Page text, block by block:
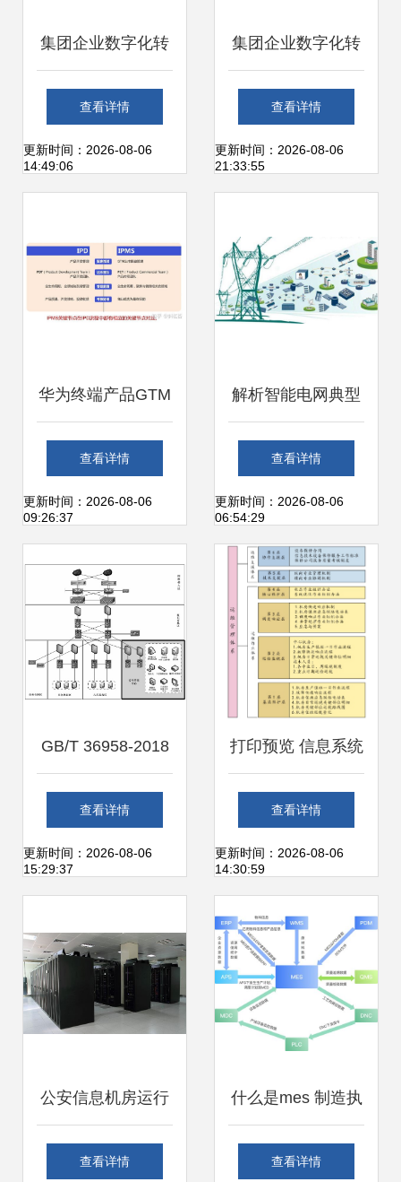
集团企业数字化转
型蓝图规划及顶层
设计建设实施方案
实施的全方位路径
图与信息系统运行
查看详情
更新时间：2026-08-06
14:49:06
集团企业数字化转
型蓝图规划及顶层
设计建设实施方案
实施的全方位路径
图与信息系统运行
查看详情
更新时间：2026-08-06
21:33:55
华为终端产品GTM
与IPMS流程体系
核心理念与系统运
查看详情
更新时间：2026-08-06
09:26:37
解析智能电网典型
应用与信息系统运
行维护服务
查看详情
更新时间：2026-08-06
06:54:29
GB/T 36958-2018
信息安全技术 网络
安全等级保护安全
信息系统运行维护
服务
查看详情
更新时间：2026-08-06
15:29:37
打印预览 信息系统
运行维护服务的关
键环节与优化策略
查看详情
更新时间：2026-08-06
14:30:59
公安信息机房运行
维护系统解决方案
查看详情
什么是mes 制造执
行系统 mes系统的
查看详情